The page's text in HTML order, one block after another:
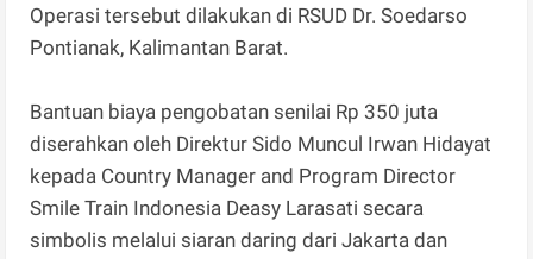
Operasi tersebut dilakukan di RSUD Dr. Soedarso
Pontianak, Kalimantan Barat.
Bantuan biaya pengobatan senilai Rp 350 juta
diserahkan oleh Direktur Sido Muncul Irwan Hidayat
kepada Country Manager and Program Director
Smile Train Indonesia Deasy Larasati secara
simbolis melalui siaran daring dari Jakarta dan